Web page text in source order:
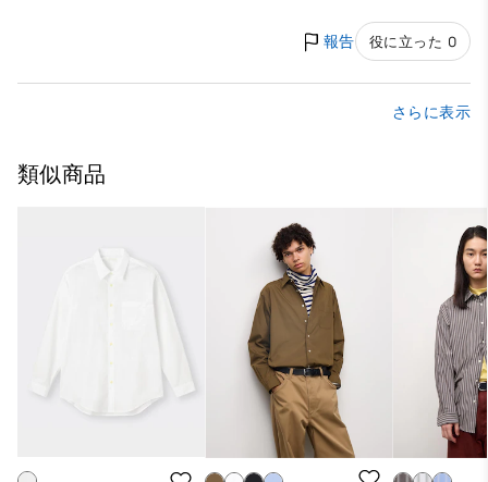
報告 役に立った 0
さらに表示
類似商品